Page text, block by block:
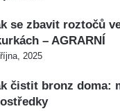
se zbavit roztočů
– AGRARNÍ
2025
čistit bronz doma: